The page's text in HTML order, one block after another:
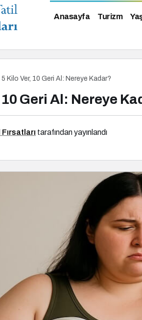
Anasayfa Turizm
5 Kilo Ver, 10 Geri Al: Nereye Kadar?
Geri Al: Nereye
tarafından yayınlandı